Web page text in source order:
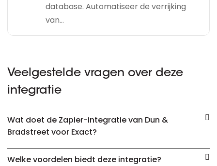
database. Automatiseer de verrijking
van...
Veelgestelde vragen over deze
integratie
Wat doet de Zapier-integratie van Dun &
Bradstreet voor Exact?
Welke voordelen biedt deze integratie?